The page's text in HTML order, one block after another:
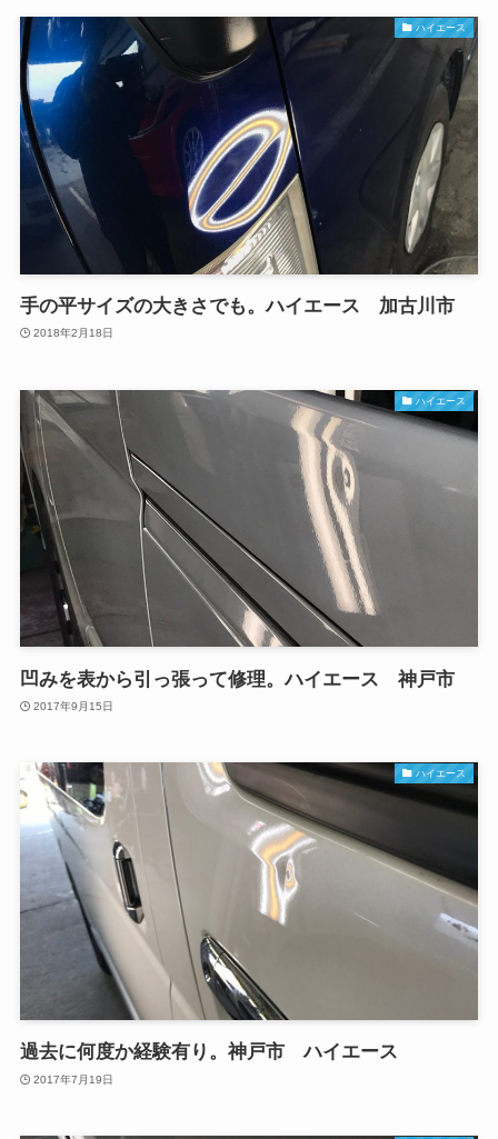
ハイエース
手の平サイズの大きさでも。ハイエース 加古川市
2018年2月18日
ハイエース
凹みを表から引っ張って修理。ハイエース 神戸市
2017年9月15日
ハイエース
過去に何度か経験有り。神戸市 ハイエース
2017年7月19日